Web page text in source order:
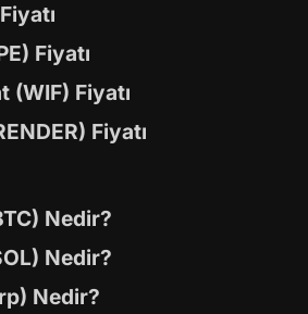
Fiyatı
(WIF) Fiyatı
Fiyatı
Nedir?
Nedir?
Nedir?